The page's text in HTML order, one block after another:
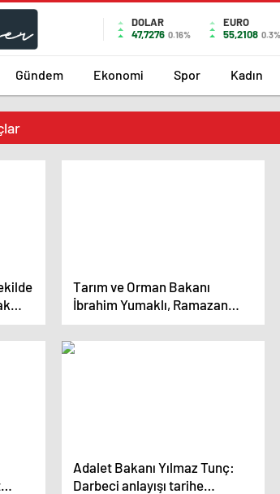
DOLAR
47,7276 0.16%
EURO
55,2108 0.3%
Gündem Ekonomi Spor Kadın
Tarım ve Orman Bakanı
İbrahim Yumaklı, Ramazan
denetimlerini sıklaştırdıklarını
açıkladı
Adalet Bakanı Yılmaz Tunç:
Darbeci anlayışı tarihe